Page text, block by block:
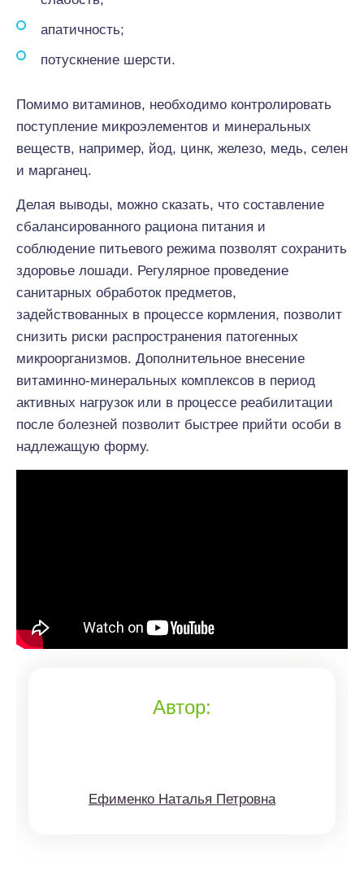
апатичность;
потускнение шерсти.
Помимо витаминов, необходимо контролировать
поступление микроэлементов и минеральных
веществ, например, йод, цинк, железо, медь, селен
и марганец.
Делая выводы, можно сказать, что составление
сбалансированного рациона питания и
соблюдение питьевого режима позволят сохранить
здоровье лошади. Регулярное проведение
санитарных обработок предметов,
задействованных в процессе кормления, позволит
снизить риски распространения патогенных
микроорганизмов. Дополнительное внесение
витаминно-минеральных комплексов в период
активных нагрузок или в процессе реабилитации
после болезней позволит быстрее прийти особи в
надлежащую форму.
Автор:
Ефименко Наталья Петровна